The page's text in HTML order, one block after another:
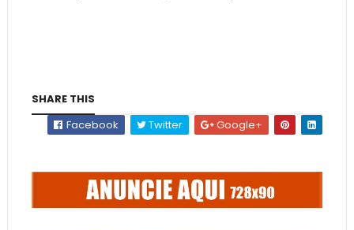
SHARE THIS
Facebook
Twitter Google+